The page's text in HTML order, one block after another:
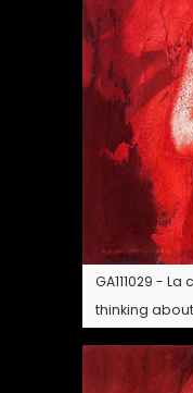
GA111029 -
thinking